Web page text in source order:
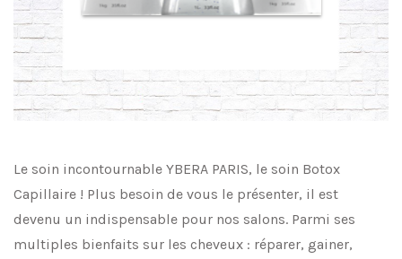
Le soin incontournable YBERA PARIS, le soin Botox
Capillaire ! Plus besoin de vous le présenter, il est
devenu un indispensable pour nos salons. Parmi ses
multiples bienfaits sur les cheveux : réparer, gainer,